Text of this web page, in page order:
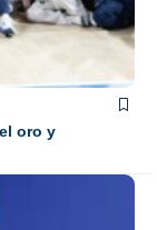
oro y